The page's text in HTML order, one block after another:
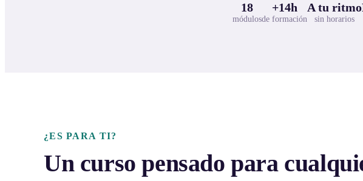
18
módulos
+14h
de formación
A tu ritmo
sin horarios
¿ES PARA TI?
Un curso pensado para